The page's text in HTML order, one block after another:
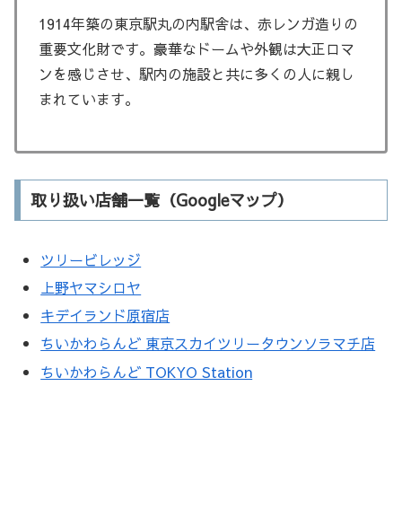
1914年築の東京駅丸の内駅舎は、赤レンガ造りの
重要文化財です。豪華なドームや外観は大正ロマ
ンを感じさせ、駅内の施設と共に多くの人に親し
まれています。
取り扱い店舗一覧（Googleマップ）
ツリービレッジ
上野ヤマシロヤ
キデイランド原宿店
ちいかわらんど 東京スカイツリータウンソラマチ店
ちいかわらんど TOKYO Station